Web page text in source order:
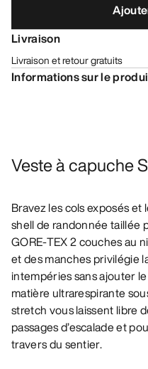
Livraison
Livraison et retour gratuits
Informations sur le
Veste à capuche
Bravez les cols exposés
shell de randonnée taillée
GORE-TEX 2 couches au
et des manches privilégie
intempéries sans ajouter
matière ultrarespirante
stretch vous laissent libre
passages d’escalade et
travers du sentier.